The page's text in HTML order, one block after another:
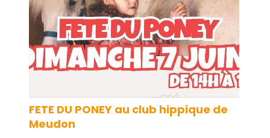
FETE DU PONEY au club hippique de
Meudon